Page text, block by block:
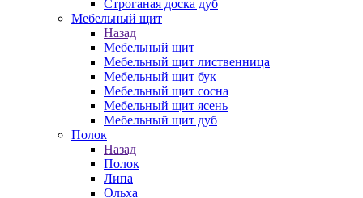
Строганая доска дуб
Мебельный щит
Назад
Мебельный щит
Мебельный щит лиственница
Мебельный щит бук
Мебельный щит сосна
Мебельный щит ясень
Мебельный щит дуб
Полок
Назад
Полок
Липа
Ольха